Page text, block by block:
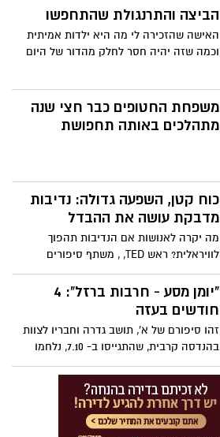
הביצה והתרנגולת שהתחפשו
האישה שהזכירה לי מה היא ילדות אמיתית
וכמה שזה יהיה חסר לחלק מהדור של היום
משפחת החטופים כבר חצי שנה
מתהלכים באותה תחפושת
כוח קטן, השפעה גדולה: נדיבות
מדבקת עושה את ההבדל
מה יקרה לאנושות אם הנדיבות תהפוך
לוויראלית? ראש TED, , משתף סיפורים
טרנספורמטיביים מרחבי העולם, מתאר מדוע
הגיע הזמן שהאינטרנט יבין את כוחו להטעין
מעשי חסד קטנים, לשנות חיים בקנה מידה
נדיב - עם או בלי לתת כסף - וקבלו השראה
עם כלים להגברת ההשפעה שלכם. "תהיו
אמיצים. תנו מה שאתם יכולים, ואז תהיו
מופתעים לחלוטין ממה שקורה אחר כך",
אומר אנדרסון.
"יומן מסע - חרבות ברזל": 4
חודשים בעזה
זהו סיפורם של א', תושב גדרה וחבריו לצוות
בהנדסה קרבית, שהתגייסו ב- 7.10, נלחמו
במשך 4 חודשים ברצועת עזה, מתוכם
חודשיים בח'אן יונס והשתחררו בימים אלו.
בלוג אישי שמתאר מציאות יומיומית מורכבת,
אירועים מטלטלים וחברים שלא יחזרו. שמות
הלוחמים שונו. חלק קטן מהאירועים מובא